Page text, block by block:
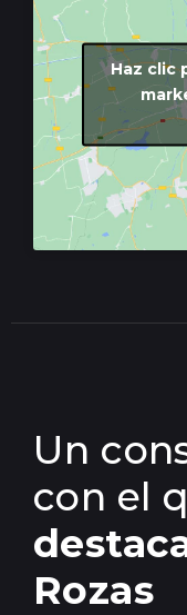
Haz clic
Un
con el
Rozas